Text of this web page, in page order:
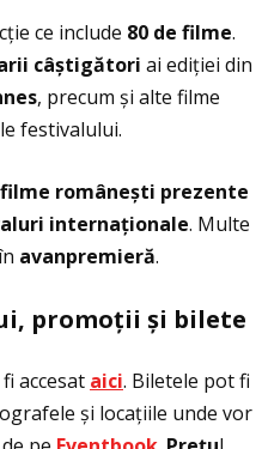
ce include 80 de filme.
câștigători ai ediţiei din
, precum și alte filme
festivalului.
românești prezente
internaţionale. Multe
avanpremieră.
promoţii și bilete
accesat aici. Biletele pot fi
și locaţiile unde vor